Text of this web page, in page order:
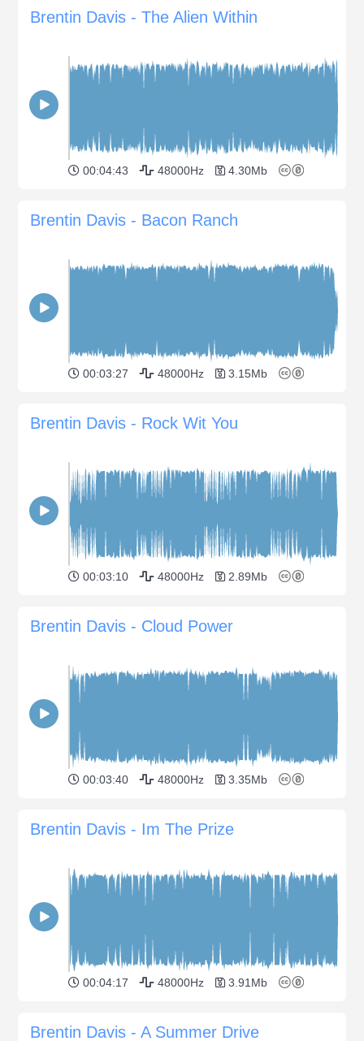
Brentin Davis - The Alien Within
00:04:43 48000Hz 4.30Mb
Brentin Davis - Bacon Ranch
00:03:27 48000Hz 3.15Mb
Brentin Davis - Rock Wit You
00:03:10 48000Hz 2.89Mb
Brentin Davis - Cloud Power
00:03:40 48000Hz 3.35Mb
Brentin Davis - Im The Prize
00:04:17 48000Hz 3.91Mb
Brentin Davis - A Summer Drive